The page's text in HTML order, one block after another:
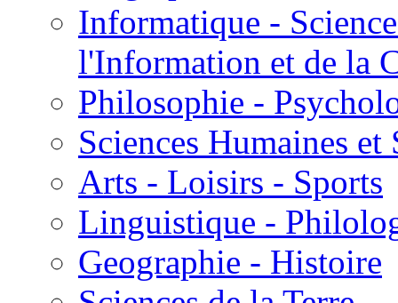
Informatique -
l'Information et de la
Philosophie -
Sciences Humaines et
Arts - Loisirs - Sports
Linguistique -
Geographie - Histoire